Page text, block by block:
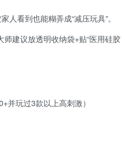
看到也能糊弄成“减压玩具”。
建议放透明收纳袋+贴“医用硅胶
并玩过3款以上高刺激）